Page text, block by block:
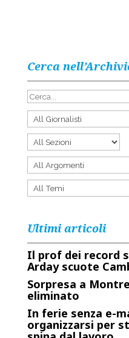
Cerca
Ultimi articoli
Il prof dei record
Arday scuote
Sorpresa a
eliminato
In ferie senza e-
organizzarsi per